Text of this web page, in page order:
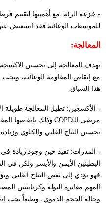
- خزعة الرئة: مع أهميتها لتقييم
للموسعات الوعائية فقد استعيض عنها
المعالجة:
تهدف المعالجة إلى تحسين
مع إنقاص المقاومة الوعائية،
هذا السياق.
- الأكسجين: تطيل المعالجة طويلة
مرضى الـCOPD وذلك بإنقاصها
تحسين النتاج القلبي والكلوي
- المدرات: تفيد حين وجود زيادة
البطينين الأيمن والأيسر ولكن
فهو يؤدي إلى نقص النتاج القلبي
المهم معايرة البولة وكرياتينين
وحالة الحجم الدموي، وطبعاً يجب